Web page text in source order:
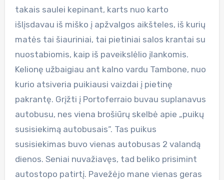
takais saulei kepinant, karts nuo karto
išlįsdavau iš miško į apžvalgos aikšteles, iš kurių
matės tai šiauriniai, tai pietiniai salos krantai su
nuostabiomis, kaip iš paveikslėlio įlankomis.
Kelionę užbaigiau ant kalno vardu Tambone, nuo
kurio atsiveria puikiausi vaizdai į pietinę
pakrantę. Grįžti į Portoferraio buvau suplanavus
autobusu, nes viena brošiūrų skelbė apie „puikų
susisiekimą autobusais“. Tas puikus
susisiekimas buvo vienas autobusas 2 valandą
dienos. Seniai nuvažiavęs, tad beliko prisimint
autostopo patirtį. Pavežėjo mane vienas geras